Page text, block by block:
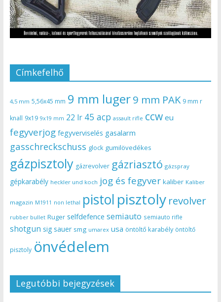
Címkefelhő
4,5 mm 5,56x45 mm 9 mm luger9 mm PAK 9 mm r
knall 9x19 9x19 mm 22 lr 45 acp assault rifle ccw eu
fegyverjog fegyverviselés gasalarm
gasschreckschuss glock gumilövedékes
gázpisztoly gázrevolver gázriasztó gázspray
gépkarabély heckler und koch jog és fegyver kaliber Kaliber
magazin M1911 non lethal pistol pisztoly revolver
rubber bullet Ruger selfdefence semiauto semiauto rifle
shotgun sig sauer smg umarex usa öntöltő karabély öntöltő
pisztoly önvédelem
Legutóbbi bejegyzések